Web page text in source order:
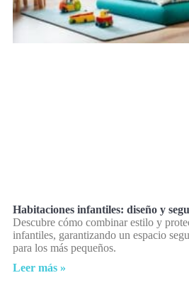
Habitaciones infantiles: diseño y
Descubre cómo combinar estilo y
infantiles, garantizando un espacio
para los más pequeños.
Leer más »